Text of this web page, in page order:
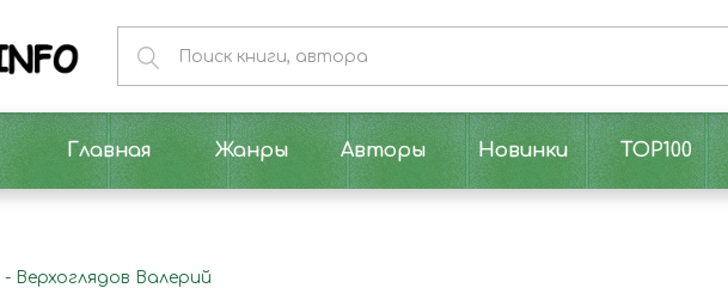
Главная Жанры Авторы Новинки TOP100
Верхоглядов Валерий